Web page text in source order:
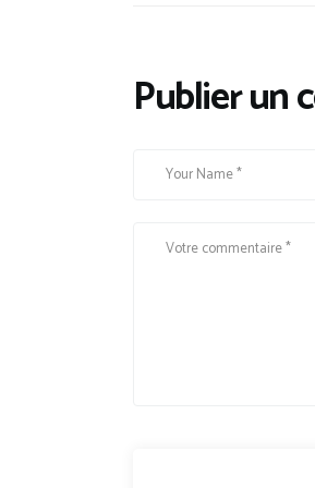
Publier un